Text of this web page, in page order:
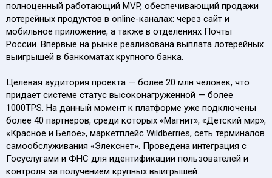
полноценный работающий MVP, обеспечивающий продажи
лотерейных продуктов в online-каналах: через сайт и
мобильное приложение, а также в отделениях Почты
России. Впервые на рынке реализована выплата лотерейных
выигрышей в банкоматах крупного банка.
Целевая аудитория проекта — более 20 млн человек, что
придает системе статус высоконагруженной — более
1000TPS. На данный момент к платформе уже подключены
более 40 партнеров, среди которых «Магнит», «‎Детский мир»,
«Красное и Белое», маркетплейс Wildberries, сеть терминалов
самообслуживания «Элекснет». Проведена интеграция с
Госуслугами и ФНС для идентификации пользователей и
контроля за получением крупных выигрышей.